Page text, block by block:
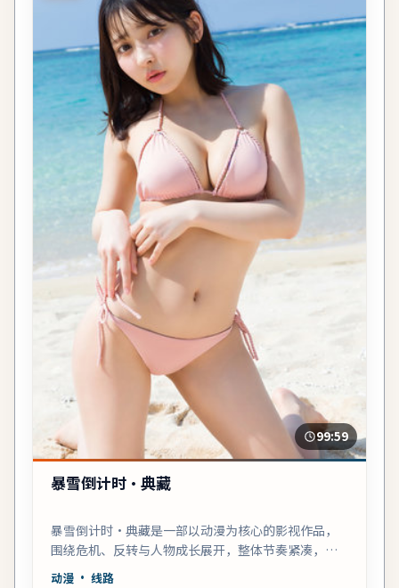
99:59
暴雪倒计时·典藏
暴雪倒计时·典藏是一部以动漫为核心的影视作品，
围绕危机、反转与人物成长展开，整体节奏紧凑，值
得推荐观看。
动漫 · 线路